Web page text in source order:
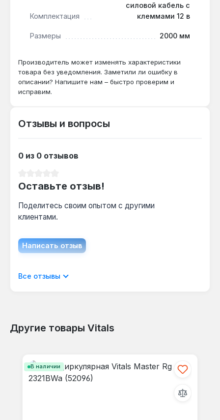
Комплектация
силовой кабель с
клеммами 12 в
Размеры 2000 мм
Производитель может изменять характеристики
товара без уведомления. Заметили ли ошибку в
описании? Напишите нам – быстро проверим и
исправим.
Отзывы и вопросы
0 из 0 отзывов
Оставьте отзыв!
Поделитесь своим опытом с другими
клиентами.
Написать отзыв
Отображать отзывы только на текущем
Все отзывы
Другие товары Vitals
В наличии